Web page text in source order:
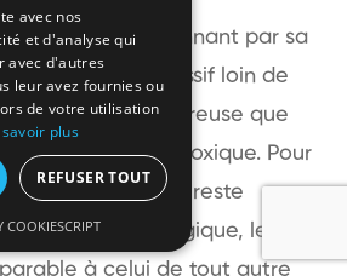
est impressionnant par sa
peu agressif loin de
est plus douloureuse que
sans être plus toxique. Pour
allergique, elle reste
personne allergique, le
à celui de tout autre
avec nos
et d'analyse qui
avec d'autres
leur avez fournies ou
de votre utilisation
savoir plus
REFUSER TOUT
COOKIESCRIPT